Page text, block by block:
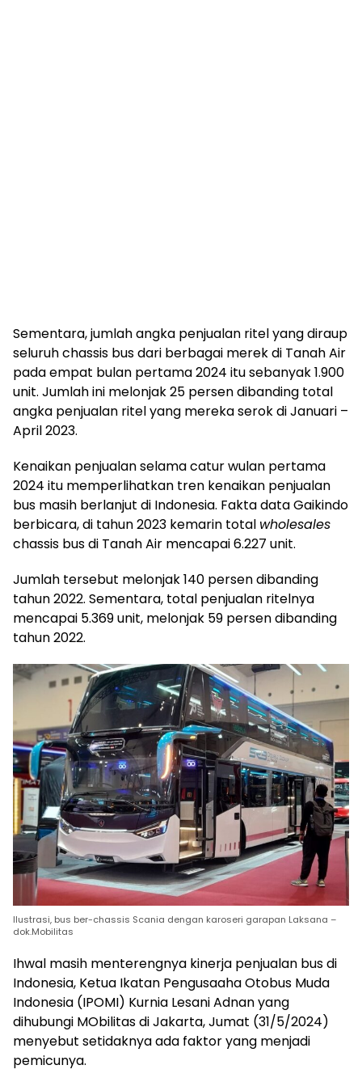
Sementara, jumlah angka penjualan ritel yang diraup
seluruh chassis bus dari berbagai merek di Tanah Air
pada empat bulan pertama 2024 itu sebanyak 1.900
unit. Jumlah ini melonjak 25 persen dibanding total
angka penjualan ritel yang mereka serok di Januari –
April 2023.
Kenaikan penjualan selama catur wulan pertama
2024 itu memperlihatkan tren kenaikan penjualan
bus masih berlanjut di Indonesia. Fakta data Gaikindo
berbicara, di tahun 2023 kemarin total wholesales
chassis bus di Tanah Air mencapai 6.227 unit.
Jumlah tersebut melonjak 140 persen dibanding
tahun 2022. Sementara, total penjualan ritelnya
mencapai 5.369 unit, melonjak 59 persen dibanding
tahun 2022.
Ilustrasi, bus ber-chassis Scania dengan karoseri garapan Laksana –
dok.Mobilitas
Ihwal masih menterengnya kinerja penjualan bus di
Indonesia, Ketua Ikatan Pengusaaha Otobus Muda
Indonesia (IPOMI) Kurnia Lesani Adnan yang
dihubungi MObilitas di Jakarta, Jumat (31/5/2024)
menyebut setidaknya ada faktor yang menjadi
pemicunya.